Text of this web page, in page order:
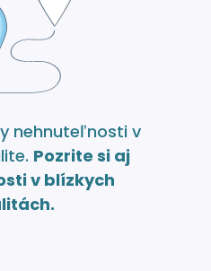
nehnuteľnosti v
Pozrite si aj
v blízkych